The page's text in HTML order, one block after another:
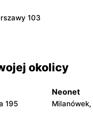
103
okolicy
195
Neonet